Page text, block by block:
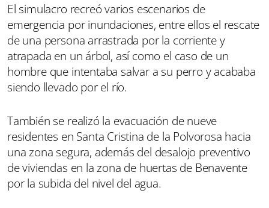
El simulacro recreó varios escenarios de
emergencia por inundaciones, entre ellos el rescate
de una persona arrastrada por la corriente y
atrapada en un árbol, así como el caso de un
hombre que intentaba salvar a su perro y acababa
siendo llevado por el río.
También se realizó la evacuación de nueve
residentes en Santa Cristina de la Polvorosa hacia
una zona segura, además del desalojo preventivo
de viviendas en la zona de huertas de Benavente
por la subida del nivel del agua.